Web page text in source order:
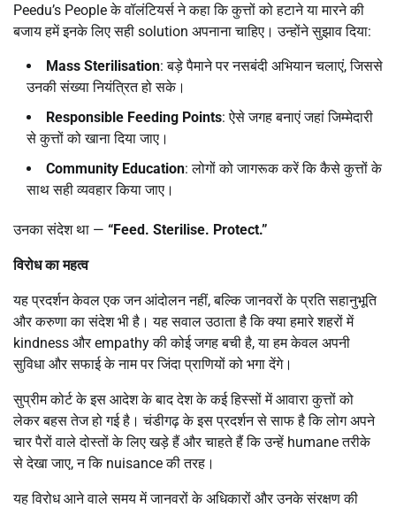
Peedu’s People के वॉलंटियर्स ने कहा कि कुत्तों को हटाने या मारने की
बजाय हमें इनके लिए सही solution अपनाना चाहिए। उन्होंने सुझाव दिया:
Mass Sterilisation: बड़े पैमाने पर नसबंदी अभियान चलाएं, जिससे
उनकी संख्या नियंत्रित हो सके।
Responsible Feeding Points: ऐसे जगह बनाएं जहां जिम्मेदारी
से कुत्तों को खाना दिया जाए।
Community Education: लोगों को जागरूक करें कि कैसे कुत्तों के
साथ सही व्यवहार किया जाए।
उनका संदेश था — “Feed. Sterilise. Protect.”
विरोध का महत्व
यह प्रदर्शन केवल एक जन आंदोलन नहीं, बल्कि जानवरों के प्रति सहानुभूति
और करुणा का संदेश भी है। यह सवाल उठाता है कि क्या हमारे शहरों में
kindness और empathy की कोई जगह बची है, या हम केवल अपनी
सुविधा और सफाई के नाम पर जिंदा प्राणियों को भगा देंगे।
सुप्रीम कोर्ट के इस आदेश के बाद देश के कई हिस्सों में आवारा कुत्तों को
लेकर बहस तेज हो गई है। चंडीगढ़ के इस प्रदर्शन से साफ है कि लोग अपने
चार पैरों वाले दोस्तों के लिए खड़े हैं और चाहते हैं कि उन्हें humane तरीके
से देखा जाए, न कि nuisance की तरह।
यह विरोध आने वाले समय में जानवरों के अधिकारों और उनके संरक्षण की